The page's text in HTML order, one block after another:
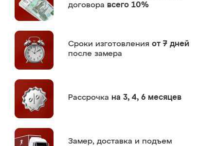
договора всего 10%
Сроки изготовления от 7 дней
после замера
Рассрочка на 3, 4, 6 месяцев
Замер, доставка и подъем